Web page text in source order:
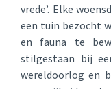
vrede’. Elke
een tuin bezocht
en fauna te
stilgestaan bij
wereldoorlog en